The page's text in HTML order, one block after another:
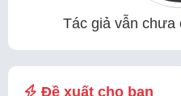
Tác giả vẫn chưa
Đề xuất cho bạn